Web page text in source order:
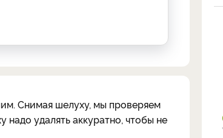
Снимая шелуху, мы проверяем
удалять аккуратно, чтобы не